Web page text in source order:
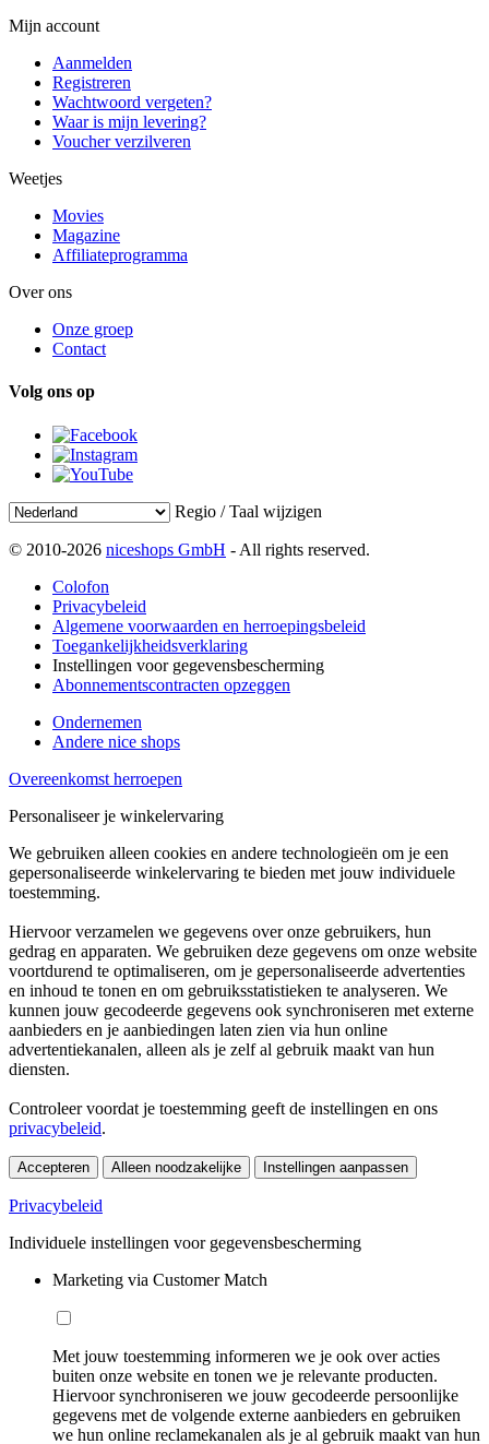
Mijn account
Aanmelden
Registreren
Wachtwoord vergeten?
Waar is mijn levering?
Voucher verzilveren
Weetjes
Movies
Magazine
Affiliateprogramma
Over ons
Onze groep
Contact
Volg ons op
Regio / Taal wijzigen
© 2010-2026 niceshops GmbH - All rights reserved.
Colofon
Privacybeleid
Algemene voorwaarden en herroepingsbeleid
Toegankelijkheidsverklaring
Instellingen voor gegevensbescherming
Abonnementscontracten opzeggen
Ondernemen
Andere nice shops
Overeenkomst herroepen
Personaliseer je winkelervaring
We gebruiken alleen cookies en andere technologieën om je een
gepersonaliseerde winkelervaring te bieden met jouw individuele
toestemming.
Hiervoor verzamelen we gegevens over onze gebruikers, hun
gedrag en apparaten. We gebruiken deze gegevens om onze website
voortdurend te optimaliseren, om je gepersonaliseerde advertenties
en inhoud te tonen en om gebruiksstatistieken te analyseren. We
kunnen jouw gecodeerde gegevens ook synchroniseren met externe
aanbieders en je aanbiedingen laten zien via hun online
advertentiekanalen, alleen als je zelf al gebruik maakt van hun
diensten.
Controleer voordat je toestemming geeft de instellingen en ons
privacybeleid.
Accepteren Alleen noodzakelijke Instellingen aanpassen
Privacybeleid
Individuele instellingen voor gegevensbescherming
Marketing via Customer Match
Met jouw toestemming informeren we je ook over acties
buiten onze website en tonen we je relevante producten.
Hiervoor synchroniseren we jouw gecodeerde persoonlijke
gegevens met de volgende externe aanbieders en gebruiken
we hun online reclamekanalen als je al gebruik maakt van hun